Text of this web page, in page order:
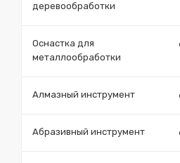
деревообработки
Оснастка для
металлообработки
Алмазный инструмент
Абразивный инструмент